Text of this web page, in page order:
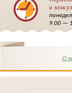
и
9.00 —
О